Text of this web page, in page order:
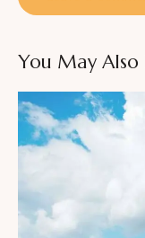
You May Also